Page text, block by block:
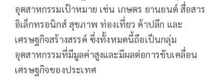
อุตสาหกรรมเป้าหมาย เช่น เกษตร ยานยนต์ สื่อสาร
อิเล็กทรอนิกส์ สุขภาพ ท่องเที่ยว ค้าปลีก และ
เศรษฐกิจสร้างสรรค์ ซึ่งทั้งหมดนี้ถือเป็นกลุ่ม
อุตสาหกรรมที่มีมูลค่าสูงและมีผลต่อการขับเคลื่อน
เศรษฐกิจของประเทศ